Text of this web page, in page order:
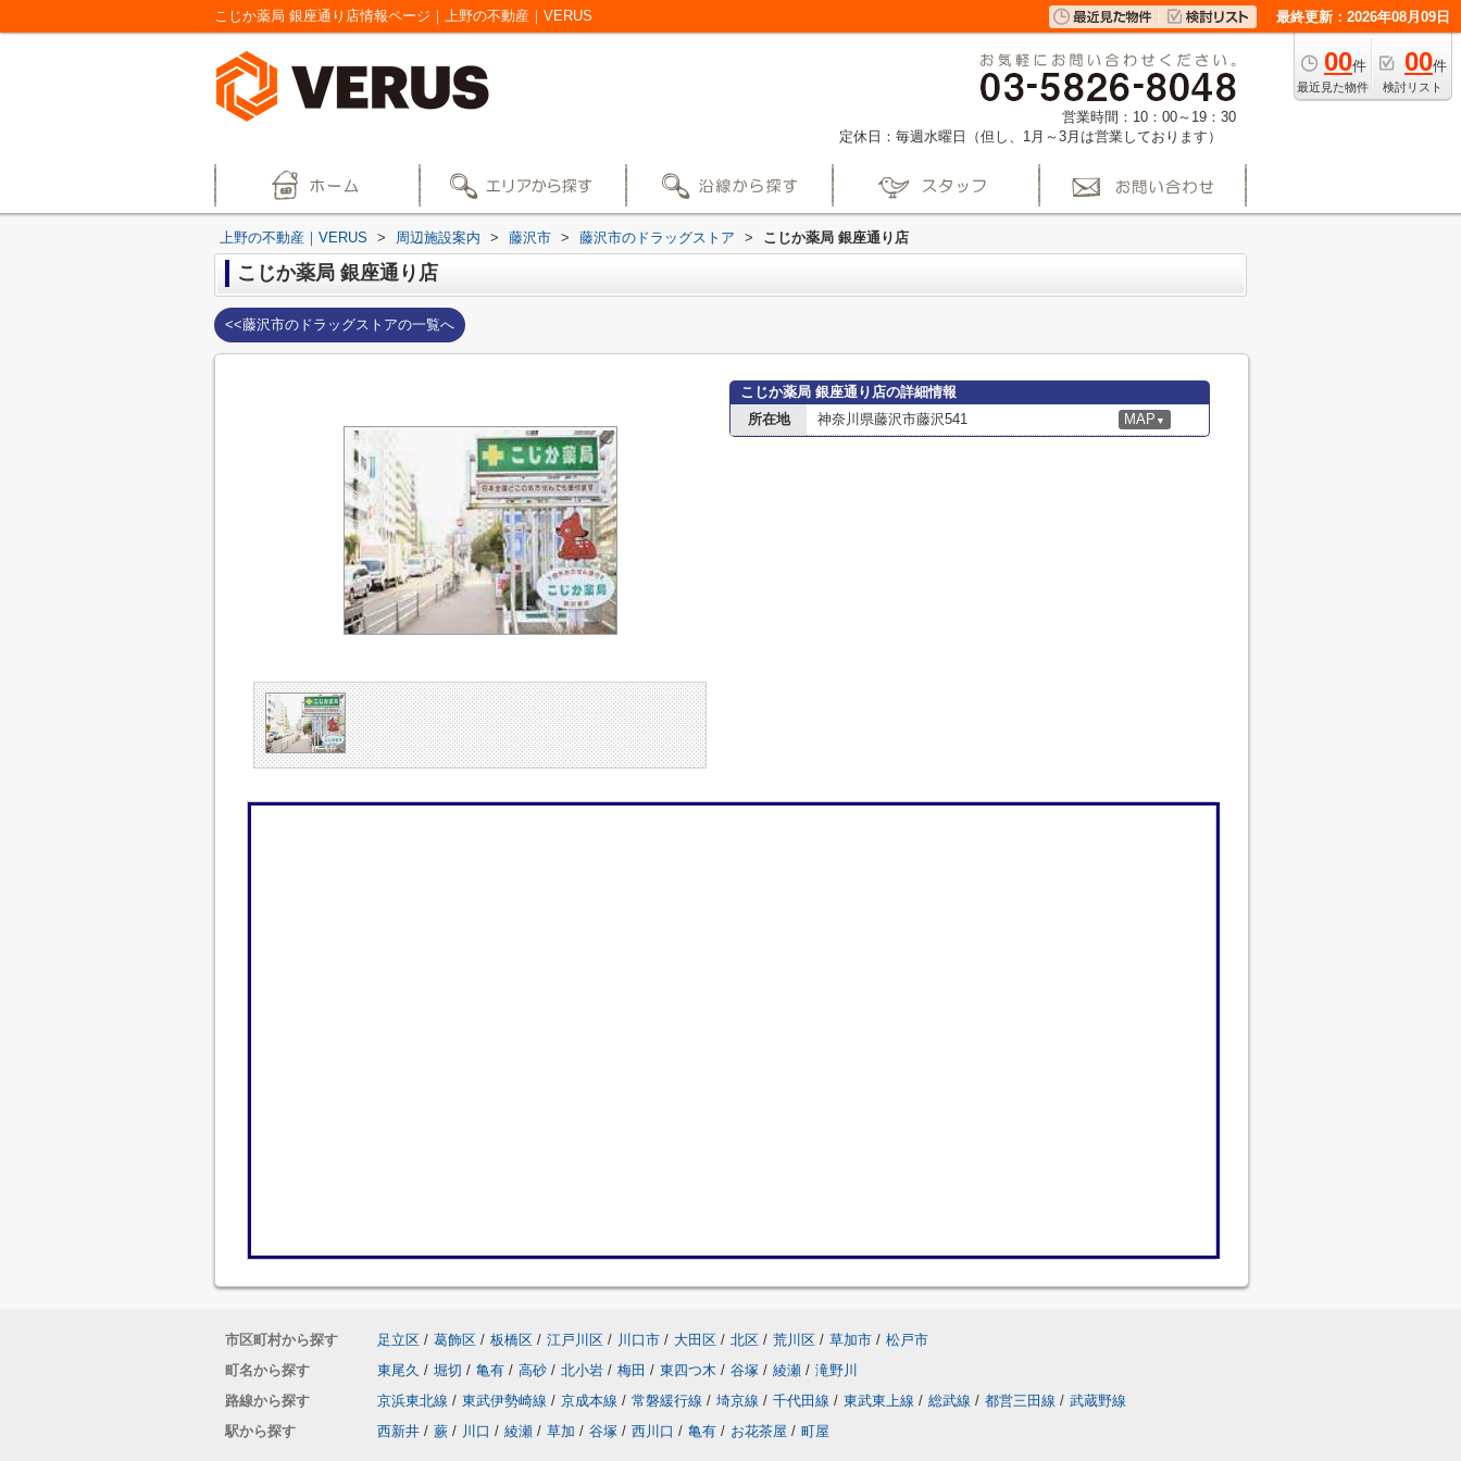
こじか薬局 銀座通り店情報ページ｜上野の不動産｜VERUS 最終更新：2026年08月09日
00件
最近見た物件
00件
検討リスト
営業時間：10：00～19：30
定休日：毎週水曜日（但し、1月～3月は営業しております）
上野の不動産｜VERUS > 周辺施設案内 > 藤沢市 > 藤沢市のドラッグストア > こじか薬局 銀座通り店
こじか薬局 銀座通り店
<<藤沢市のドラッグストアの一覧へ
こじか薬局 銀座通り店の詳細情報
所在地
神奈川県藤沢市藤沢541 MAP ▼
市区町村から探す 足立区 / 葛飾区 / 板橋区 / 江戸川区 / 川口市 / 大田区 / 北区 / 荒川区 / 草加市 / 松戸市
町名から探す
東尾久 / 堀切 / 亀有 / 高砂 / 北小岩 / 梅田 / 東四つ木 / 谷塚 / 綾瀬 / 滝野川
路線から探す
京浜東北線 / 東武伊勢崎線 / 京成本線 / 常磐緩行線 / 埼京線 / 千代田線 / 東武東上線 / 総武線 / 都営三田線 / 武蔵野線
駅から探す
西新井 / 蕨 / 川口 / 綾瀬 / 草加 / 谷塚 / 西川口 / 亀有 / お花茶屋 / 町屋